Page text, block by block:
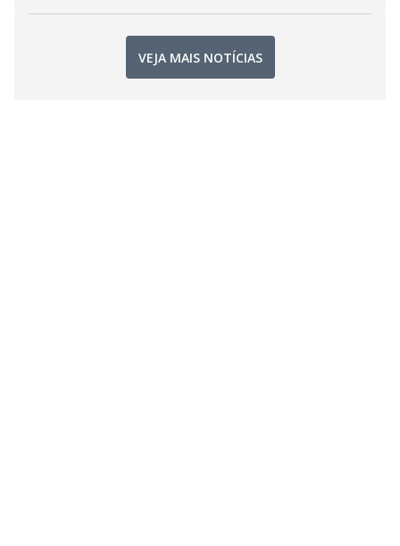
VEJA MAIS NOTÍCIAS